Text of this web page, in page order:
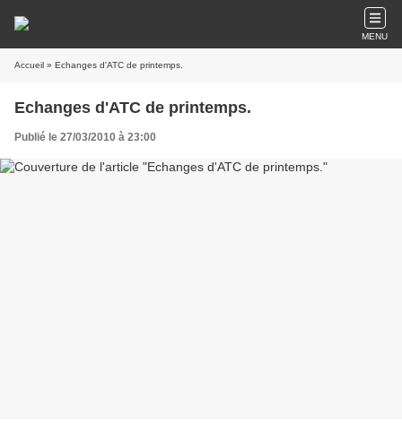
MENU
Accueil » Echanges d'ATC de printemps.
Echanges d'ATC de printemps.
Publié le 27/03/2010 à 23:00